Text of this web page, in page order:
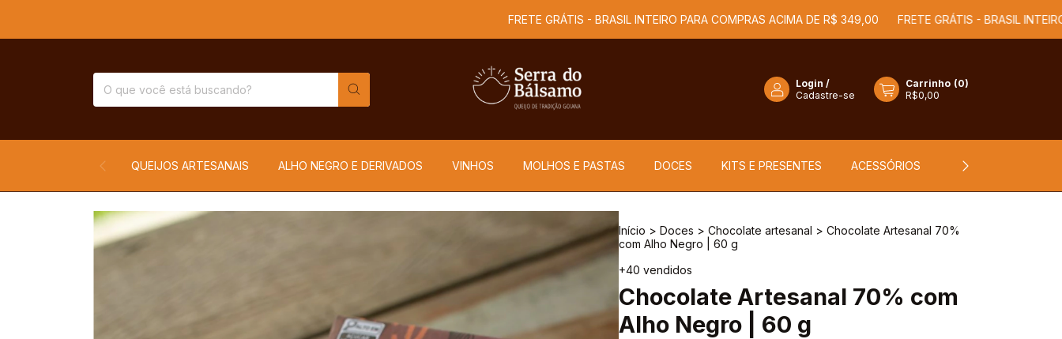
FRETE GRÁTIS - BRASIL INTEIRO PARA COMPRAS ACIMA DE R$ 349,00 FRETE GRÁTIS - BRASIL INTEIRO
Login /
Cadastre-se
Carrinho (0)
R$0,00
QUEIJOS ARTESANAIS ALHO NEGRO E DERIVADOS VINHOS MOLHOS E PASTAS DOCES KITS E PRESENTES ACESSÓRIOS NOSSA HISTÓRIA
Início > Doces > Chocolate artesanal > Chocolate Artesanal 70%
com Alho Negro | 60 g
+40 vendidos
Chocolate Artesanal 70% com
Alho Negro | 60 g